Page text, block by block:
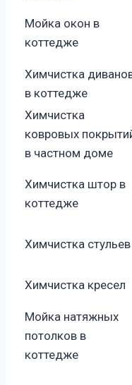
Мойка окон в
коттедже
Химчистка
в коттедже
Химчистка
ковровых
в частном доме
Химчистка штор в
коттедже
Химчистка стульев
Химчистка кресел
Мойка натяжных
потолков в
коттедже